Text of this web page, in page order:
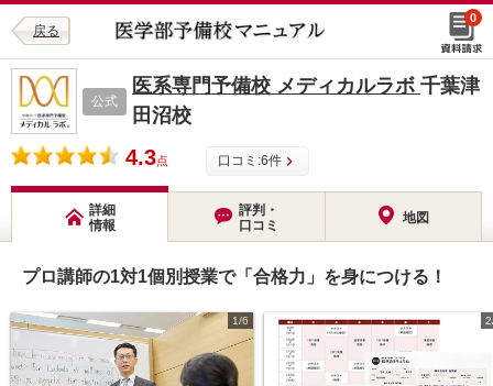
戻る
0
公式
医系専門予備校 メディカルラボ 千葉津
田沼校
4.3点 口コミ:6件
詳細
情報
評判・
口コミ
地図
プロ講師の1対1個別授業で「合格力」を身につける！
1/6